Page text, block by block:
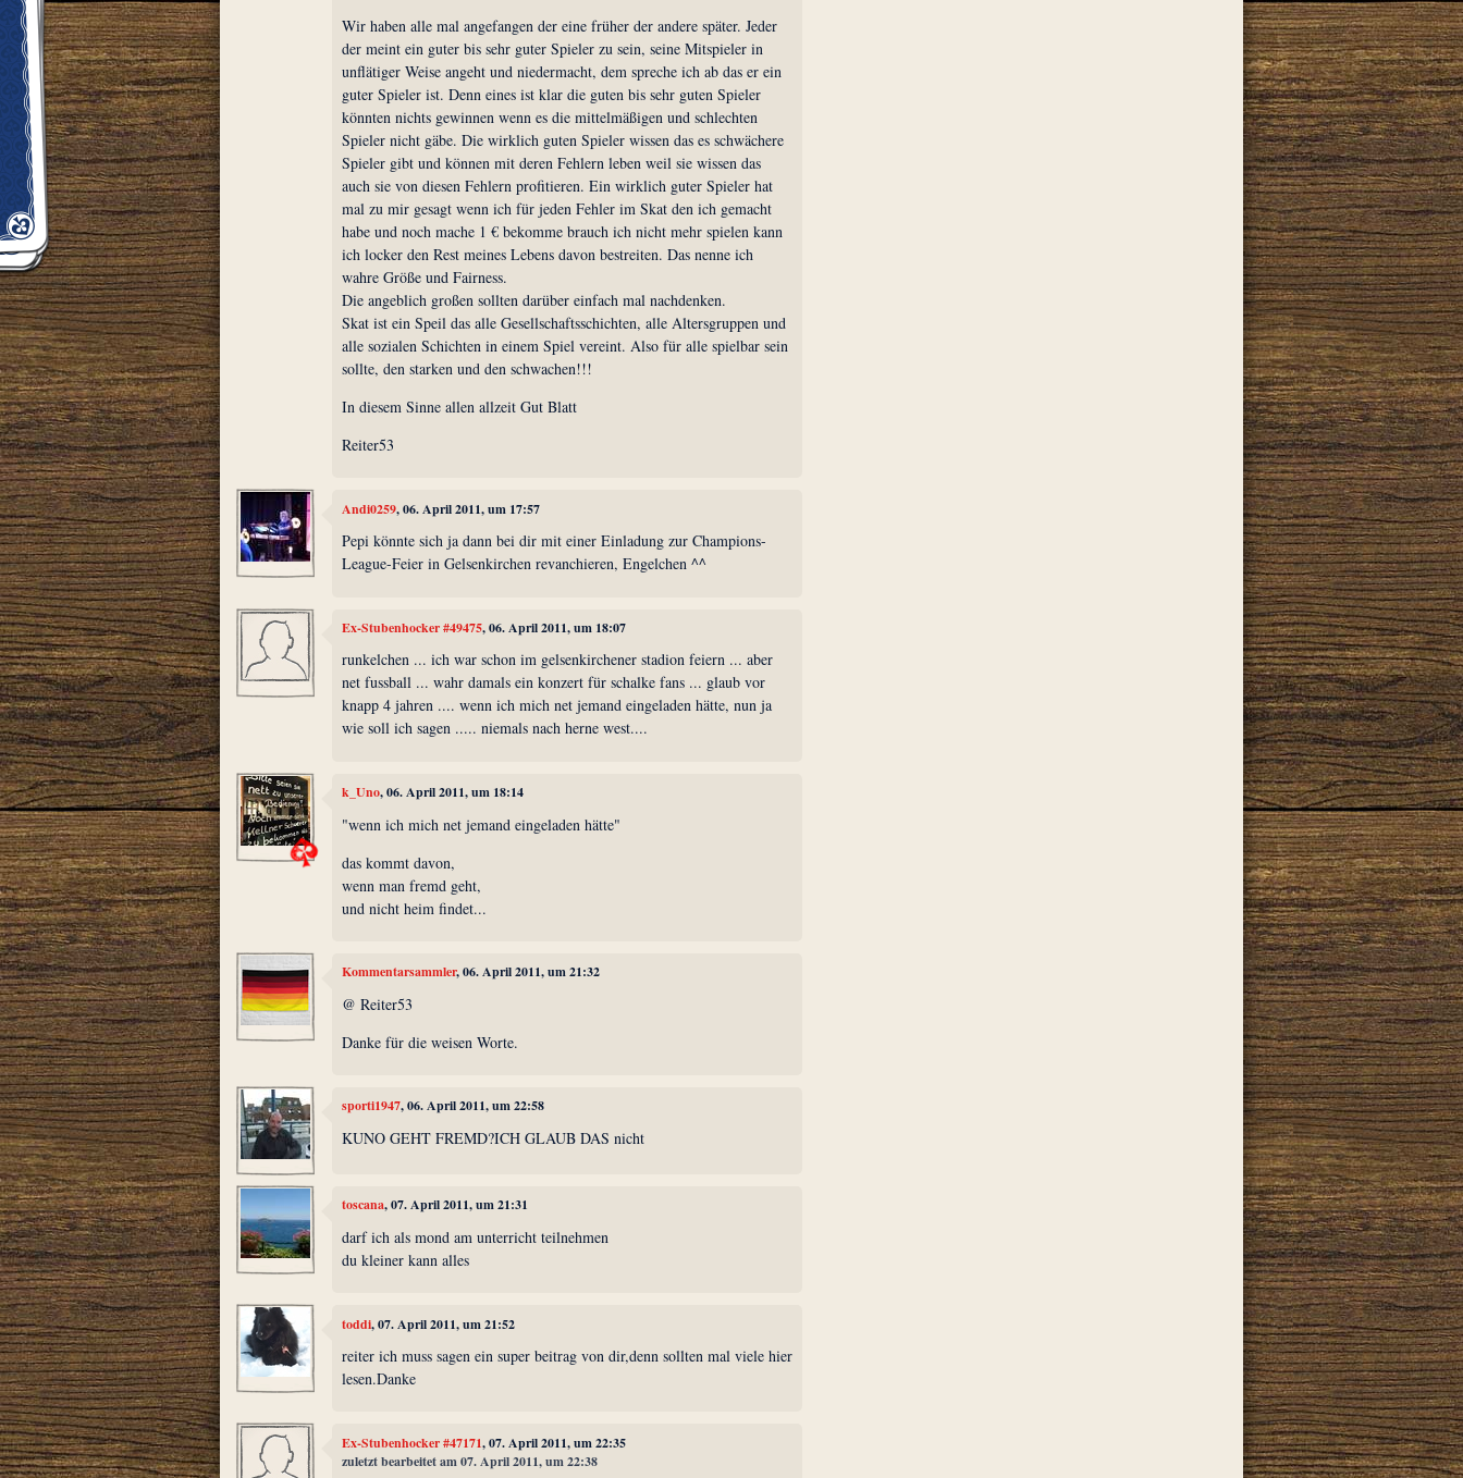
Wir haben alle mal angefangen der eine früher der andere später. Jeder
der meint ein guter bis sehr guter Spieler zu sein, seine Mitspieler in
unflätiger Weise angeht und niedermacht, dem spreche ich ab das er ein
guter Spieler ist. Denn eines ist klar die guten bis sehr guten Spieler
könnten nichts gewinnen wenn es die mittelmäßigen und schlechten
Spieler nicht gäbe. Die wirklich guten Spieler wissen das es schwächere
Spieler gibt und können mit deren Fehlern leben weil sie wissen das
auch sie von diesen Fehlern profitieren. Ein wirklich guter Spieler hat
mal zu mir gesagt wenn ich für jeden Fehler im Skat den ich gemacht
habe und noch mache 1 € bekomme brauch ich nicht mehr spielen kann
ich locker den Rest meines Lebens davon bestreiten. Das nenne ich
wahre Größe und Fairness.
Die angeblich großen sollten darüber einfach mal nachdenken.
Skat ist ein Speil das alle Gesellschaftsschichten, alle Altersgruppen und
alle sozialen Schichten in einem Spiel vereint. Also für alle spielbar sein
sollte, den starken und den schwachen!!!
In diesem Sinne allen allzeit Gut Blatt
Reiter53
Andi0259, 06. April 2011, um 17:57
Pepi könnte sich ja dann bei dir mit einer Einladung zur Champions-
League-Feier in Gelsenkirchen revanchieren, Engelchen ^^
Ex-Stubenhocker #49475, 06. April 2011, um 18:07
runkelchen ... ich war schon im gelsenkirchener stadion feiern ... aber
net fussball ... wahr damals ein konzert für schalke fans ... glaub vor
knapp 4 jahren .... wenn ich mich net jemand eingeladen hätte, nun ja
wie soll ich sagen ..... niemals nach herne west....
k_Uno, 06. April 2011, um 18:14
"wenn ich mich net jemand eingeladen hätte"
das kommt davon,
wenn man fremd geht,
und nicht heim findet...
Kommentarsammler, 06. April 2011, um 21:32
@ Reiter53
Danke für die weisen Worte.
sporti1947, 06. April 2011, um 22:58
KUNO GEHT FREMD?ICH GLAUB DAS nicht
toscana, 07. April 2011, um 21:31
darf ich als mond am unterricht teilnehmen
du kleiner kann alles
toddi, 07. April 2011, um 21:52
reiter ich muss sagen ein super beitrag von dir,denn sollten mal viele hier
lesen.Danke
Ex-Stubenhocker #47171, 07. April 2011, um 22:35
zuletzt bearbeitet am 07. April 2011, um 22:38